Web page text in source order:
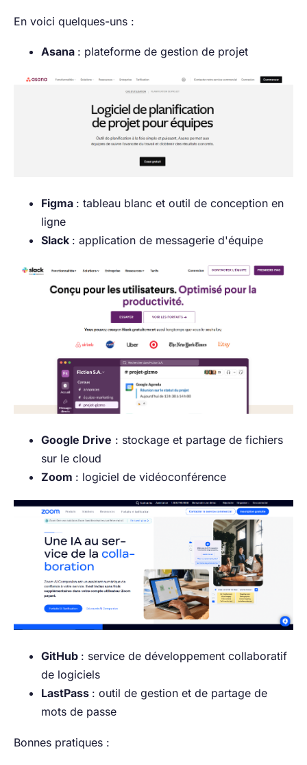
En voici quelques-uns :
Asana : plateforme de gestion de projet
Figma : tableau blanc et outil de conception en
ligne
Slack : application de messagerie d'équipe
Google Drive : stockage et partage de fichiers
sur le cloud
Zoom : logiciel de vidéoconférence
GitHub : service de développement collaboratif
de logiciels
LastPass : outil de gestion et de partage de
mots de passe
Bonnes pratiques :